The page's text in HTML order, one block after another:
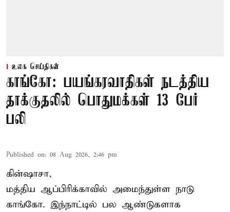
உலக செய்திகள்
காங்கோ: பயங்கரவாதிகள் நடத்திய
தாக்குதலில் பொதுமக்கள் 13 பேர்
பலி
Published on: 08 Aug 2026, 2:46 pm
கின்ஷாசா,
மத்திய ஆப்பிரிக்காவில் அமைந்துள்ள நாடு
காங்கோ. இந்நாட்டில் பல ஆண்டுகளாக